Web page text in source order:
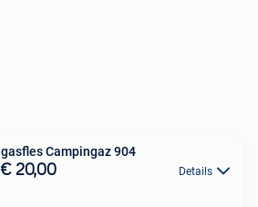
gasfles Campingaz 904
€ 20,00 Details